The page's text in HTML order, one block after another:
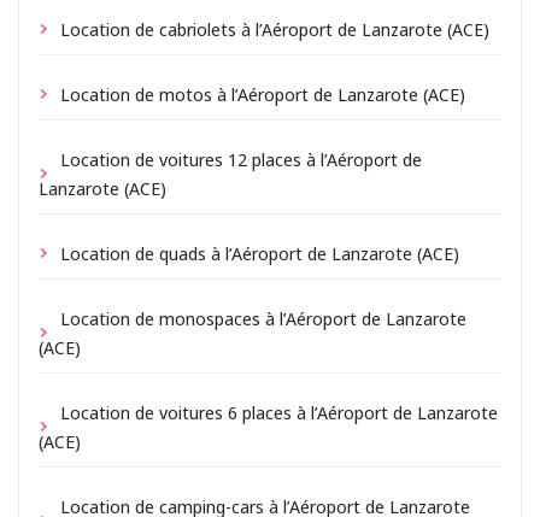
Location de cabriolets à l’Aéroport de Lanzarote (ACE)
Location de motos à l’Aéroport de Lanzarote (ACE)
Location de voitures 12 places à l’Aéroport de
Lanzarote (ACE)
Location de quads à l’Aéroport de Lanzarote (ACE)
Location de monospaces à l’Aéroport de Lanzarote
(ACE)
Location de voitures 6 places à l’Aéroport de Lanzarote
(ACE)
Location de camping-cars à l’Aéroport de Lanzarote